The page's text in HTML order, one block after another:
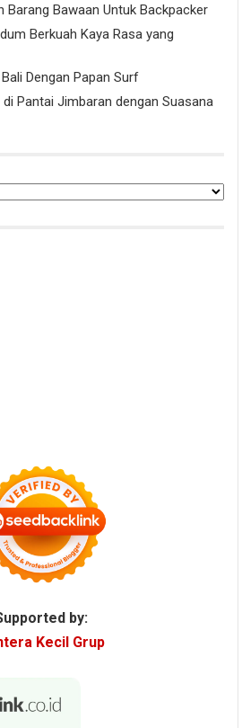
Barang Bawaan Untuk Backpacker
Berkuah Kaya Rasa yang
Dengan Papan Surf
Pantai Jimbaran dengan Suasana
by:
Kecil Grup